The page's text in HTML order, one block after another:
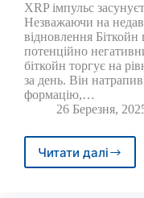
XRP імпульс
Незважаючи на
відновлення
потенційно
біткойн торгує на
за день. Він
формацію,…
26 Березня,
Читати далі
Біткойн